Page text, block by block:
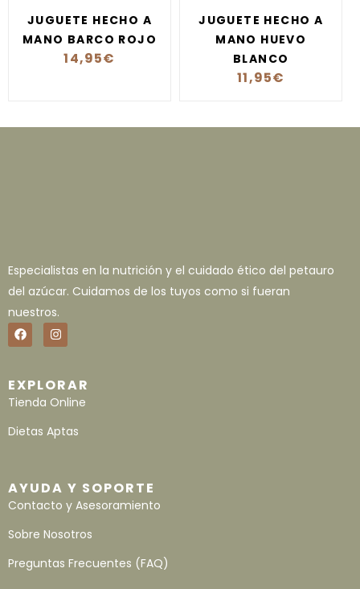
JUGUETE HECHO A
MANO BARCO ROJO
14,95€
JUGUETE HECHO A
MANO HUEVO
BLANCO
11,95€
Especialistas en la nutrición y el cuidado ético del petauro
del azúcar. Cuidamos de los tuyos como si fueran
nuestros.
EXPLORAR
Tienda Online
Dietas Aptas
AYUDA Y SOPORTE
Contacto y Asesoramiento
Sobre Nosotros
Preguntas Frecuentes (FAQ)